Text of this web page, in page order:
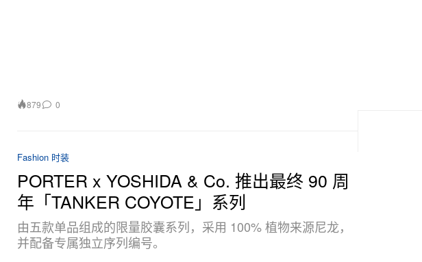
879 0
Fashion 时装
PORTER x YOSHIDA & Co. 推出最终 90 周
年「TANKER COYOTE」系列
由五款单品组成的限量胶囊系列，采用 100% 植物来源尼龙，
并配备专属独立序列编号。